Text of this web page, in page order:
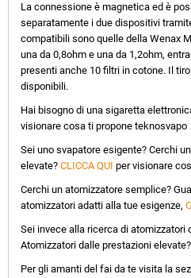
La connessione è magnetica ed è
separatamente i due dispositivi
compatibili sono quelle della Wenax
una da 0,8ohm e una da 1,2ohm,
presenti anche 10 filtri in cotone. Il
disponibili.
Hai bisogno di una sigaretta
visionare cosa ti propone teknosvapo
Sei uno svapatore esigente? Cerchi
elevate? CLICCA QUI per visionare
Cerchi un atomizzatore semplice?
atomizzatori adatti alla tue esigenze,
Sei invece alla ricerca di atomizzatori
Atomizzatori dalle prestazioni elevate?
Per gli amanti del fai da te visita la